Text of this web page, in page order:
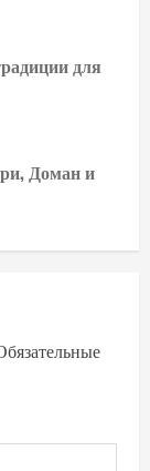
для
Доман и